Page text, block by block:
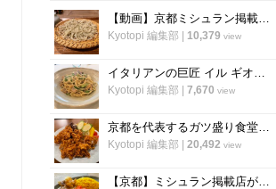
【動画】京都ミシュラン掲載蕎麦店『花もも』店主が蕎麦を打つすべて
Kyotopi 編集部 10,379 view
イタリアンの巨匠 イル ギオットーネ笹島シェフ直伝「ボンゴレビアンコ」の作り方
Kyotopi 編集部 7,670 view
京都を代表するガツ盛り食堂「ハイライト」の名物メニュー”唐揚げ”の作り方
Kyotopi 編集部 20,492 view
【京都】ミシュラン掲載店がスパイスカレーのレシピ公開！カレー専門店「カレープラント」スパイスカレーのレシピ公開！